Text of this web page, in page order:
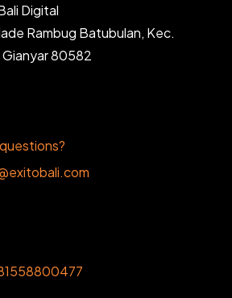
Digital
Rambug Batubulan, Kec.
80582